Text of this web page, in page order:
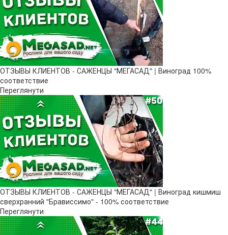
ОТЗЫВЫ КЛИЕНТОВ - САЖЕНЦЫ "МЕГАСАД" | Виноград 100%
соответствие
Переглянути
ОТЗЫВЫ КЛИЕНТОВ - САЖЕНЦЫ "МЕГАСАД" | Виноград кишмиш
сверхранний "Брависсимо" - 100% соответствие
Переглянути